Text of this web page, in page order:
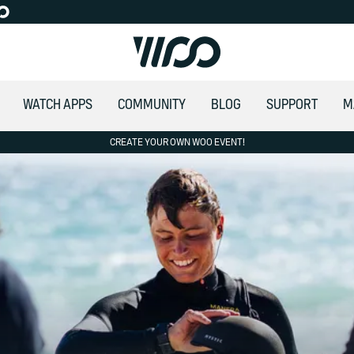
WATCH APPS COMMUNITY BLOG SUPPORT
CREATE YOUR OWN WOO EVENT!